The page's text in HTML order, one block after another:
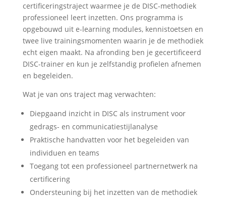
certificeringstraject waarmee je de DISC-methodiek
professioneel leert inzetten. Ons programma is
opgebouwd uit e-learning modules, kennistoetsen en
twee live trainingsmomenten waarin je de methodiek
echt eigen maakt. Na afronding ben je gecertificeerd
DISC-trainer en kun je zelfstandig profielen afnemen
en begeleiden.
Wat je van ons traject mag verwachten:
Diepgaand inzicht in DISC als instrument voor
gedrags- en communicatiestijlanalyse
Praktische handvatten voor het begeleiden van
individuen en teams
Toegang tot een professioneel partnernetwerk na
certificering
Ondersteuning bij het inzetten van de methodiek